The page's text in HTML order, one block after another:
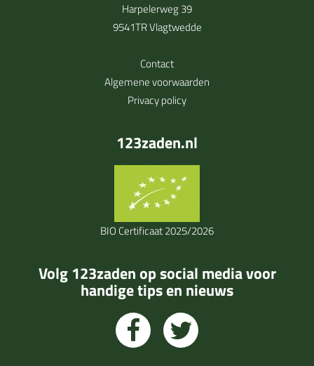
Harpelerweg 39
9541TR Vlagtwedde
Contact
Algemene voorwaarden
Privacy policy
123zaden.nl
BIO Certificaat 2025/2026
Volg 123zaden op social media voor
handige tips en nieuws